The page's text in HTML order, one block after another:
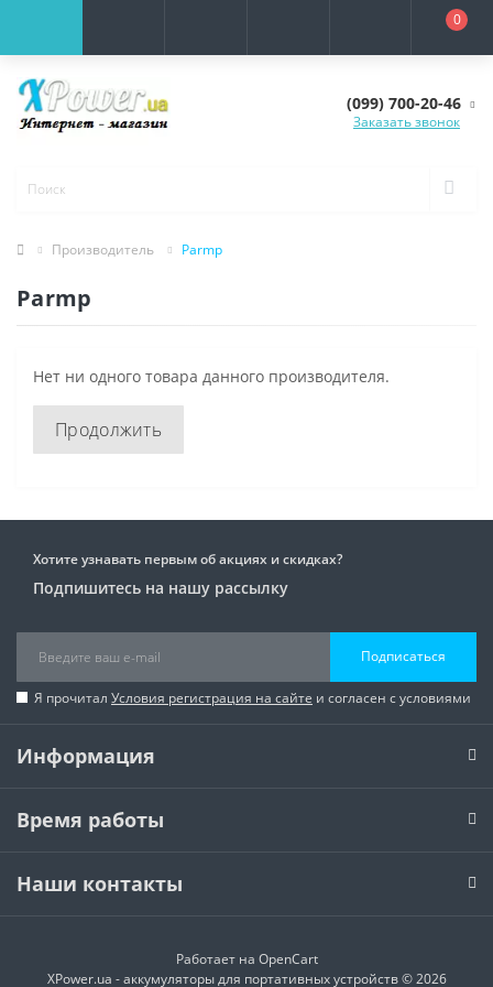
0
(099) 700-20-46
Заказать звонок
Производитель Parmp
Parmp
Нет ни одного товара данного производителя.
Продолжить
Хотите узнавать первым об акциях и скидках?
Подпишитесь на нашу рассылку
Подписаться
Я прочитал Условия регистрация на сайте и согласен с условиями
Информация
Время работы
Наши контакты
Работает на OpenCart
XPower.ua - аккумуляторы для портативных устройств © 2026